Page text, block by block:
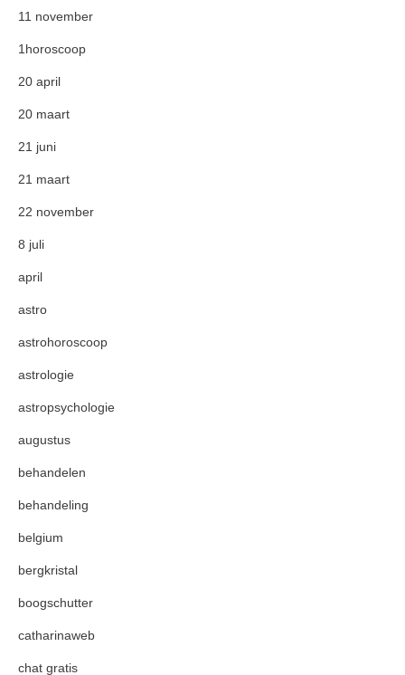
11 november
1horoscoop
20 april
20 maart
21 juni
21 maart
22 november
8 juli
april
astro
astrohoroscoop
astrologie
astropsychologie
augustus
behandelen
behandeling
belgium
bergkristal
boogschutter
catharinaweb
chat gratis